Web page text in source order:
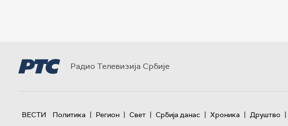
Радио Телевизија Србије
ВЕСТИ Политика | Регион | Свет | Србија данас | Хроника | Друштво |